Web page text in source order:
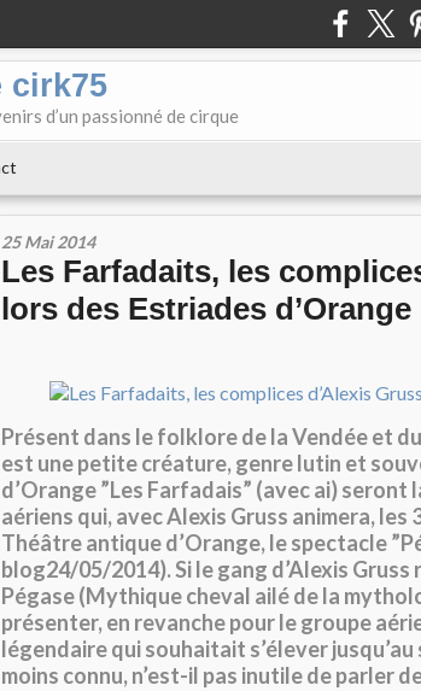
cirk75
d’un passionné de cirque
25 Mai 2014
Les Farfadaits, les
lors des Estriades d’Orange
Présent dans le folklore de la Vendée et
est une petite créature, genre lutin et
d’Orange ”Les Farfadais” (avec ai)
aériens qui, avec Alexis Gruss animera, les
Théâtre antique d’Orange, le spectacle
blog24/05/2014). Si le gang d’Alexis
Pégase (Mythique cheval ailé de la
présenter, en revanche pour le groupe
légendaire qui souhaitait s’élever
moins connu, n’est-il pas inutile de parler